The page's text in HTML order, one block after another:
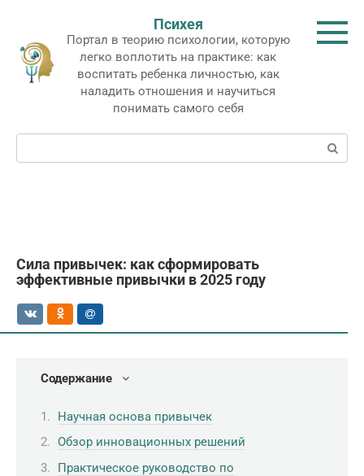
контенту
Психея
Портал в теорию психологии, которую
легко воплотить на практике: как
воспитать ребенка личностью, как
наладить отношения и научиться
понимать самого себя
Поиск:
Сила привычек: как сформировать
эффективные привычки в 2025 году
Содержание
Научная основа привычек
Обзор инновационных решений
Практическое руководство по